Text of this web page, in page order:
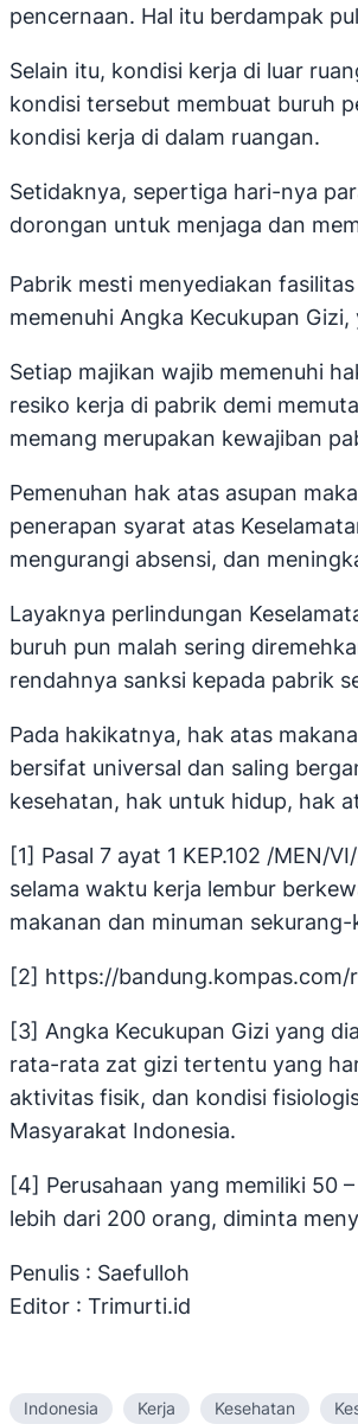
pencernaan. Hal itu berdampak
Selain itu, kondisi kerja di luar
kondisi tersebut membuat buruh
kondisi kerja di dalam ruangan.
Setidaknya, sepertiga hari-nya
dorongan untuk menjaga dan
Pabrik mesti menyediakan
memenuhi Angka Kecukupan
Setiap majikan wajib memenuhi
resiko kerja di pabrik demi
memang merupakan kewajiban
Pemenuhan hak atas asupan
penerapan syarat atas
mengurangi absensi, dan
Layaknya perlindungan
buruh pun malah sering
rendahnya sanksi kepada pabrik
Pada hakikatnya, hak atas
bersifat universal dan saling
kesehatan, hak untuk hidup, hak
[1] Pasal 7 ayat 1 KEP.102 /MEN/
selama waktu kerja lembur
makanan dan minuman
[2] https://
[3] Angka Kecukupan Gizi yang
rata-rata zat gizi tertentu yang
aktivitas fisik, dan kondisi
Masyarakat Indonesia.
[4] Perusahaan yang memiliki 50
lebih dari 200 orang, diminta
Penulis : Saefulloh
Editor : Trimurti.id
Indonesia Kerja Kesehatan